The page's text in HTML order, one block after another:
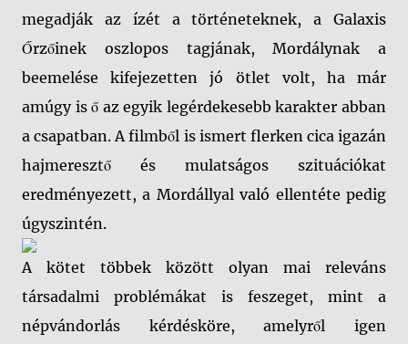
megadják az ízét a történeteknek, a Galaxis
Őrzőinek oszlopos tagjának, Mordálynak a
beemelése kifejezetten jó ötlet volt, ha már
amúgy is ő az egyik legérdekesebb karakter abban
a csapatban. A filmből is ismert flerken cica igazán
hajmeresztő és mulatságos szituációkat
eredményezett, a Mordállyal való ellentéte pedig
úgyszintén.
A kötet többek között olyan mai releváns
társadalmi problémákat is feszeget, mint a
népvándorlás kérdésköre, amelyről igen